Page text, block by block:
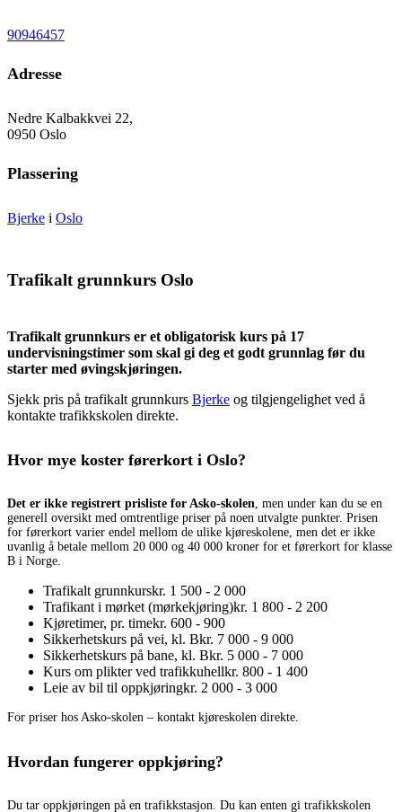
90946457
Adresse
Nedre Kalbakkvei 22,
0950 Oslo
Plassering
Bjerke i Oslo
Trafikalt grunnkurs Oslo
Trafikalt grunnkurs er et obligatorisk kurs på 17
undervisningstimer som skal gi deg et godt grunnlag før du
starter med øvingskjøringen.
Sjekk pris på trafikalt grunnkurs Bjerke og tilgjengelighet ved å
kontakte trafikkskolen direkte.
Hvor mye koster førerkort i Oslo?
Det er ikke registrert prisliste for Asko-skolen, men under kan du se en
generell oversikt med omtrentlige priser på noen utvalgte punkter. Prisen
for førerkort varier endel mellom de ulike kjøreskolene, men det er ikke
uvanlig å betale mellom 20 000 og 40 000 kroner for et førerkort for klasse
B i Norge.
Trafikalt grunnkurskr. 1 500 - 2 000
Trafikant i mørket (mørkekjøring)kr. 1 800 - 2 200
Kjøretimer, pr. timekr. 600 - 900
Sikkerhetskurs på vei, kl. Bkr. 7 000 - 9 000
Sikkerhetskurs på bane, kl. Bkr. 5 000 - 7 000
Kurs om plikter ved trafikkuhellkr. 800 - 1 400
Leie av bil til oppkjøringkr. 2 000 - 3 000
For priser hos Asko-skolen – kontakt kjøreskolen direkte.
Hvordan fungerer oppkjøring?
Du tar oppkjøringen på en trafikkstasjon. Du kan enten gi trafikkskolen